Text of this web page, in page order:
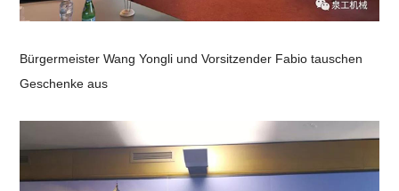
Bürgermeister Wang Yongli und Vorsitzender Fabio tauschen
Geschenke aus